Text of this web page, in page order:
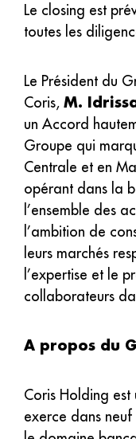
Le closing est
toutes les
Le Président du
Coris, M.
un Accord
Groupe qui
Centrale et en
opérant dans la
l’ensemble des
l’ambition de
leurs marchés
l’expertise et le
collaborateurs
A propos du
Coris Holding
exerce dans